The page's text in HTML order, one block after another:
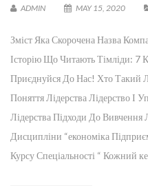
ADMIN MAY 15, 2020
Зміст Яка Скорочена Назва
Історію Що Читають Тімліди: 7
Приєднуйся До Нас! Хто Такий
Поняття Лідерства Лідерство І
Лідерства Підходи До Вивчення
Дисципліни “економіка
Курсу Спеціальності “ Кожний